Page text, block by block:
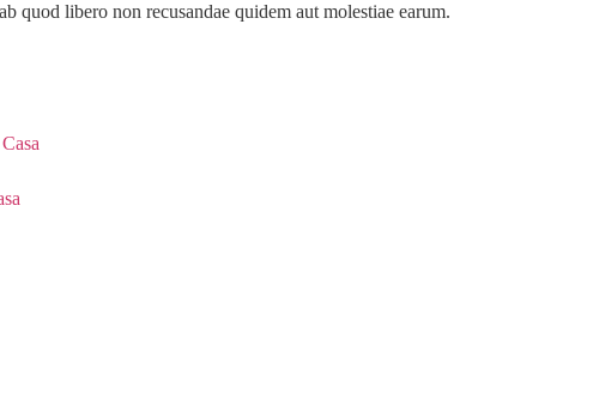
quod libero non recusandae quidem aut molestiae earum.